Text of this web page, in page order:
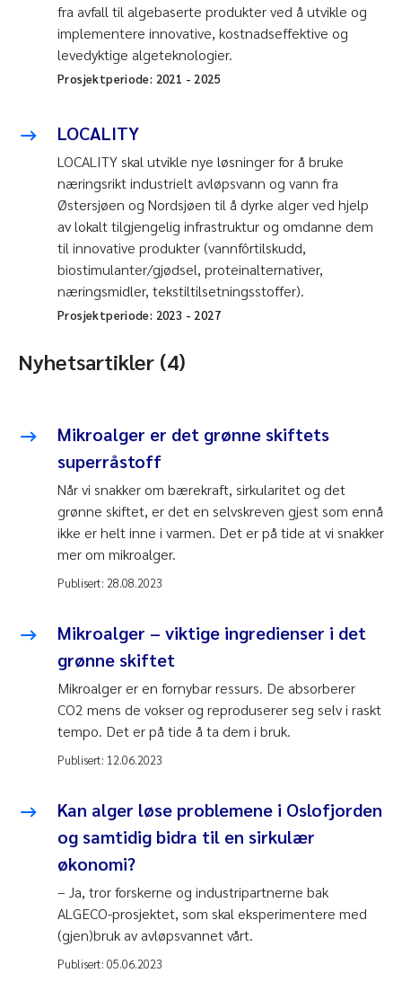
fra avfall til algebaserte produkter ved å utvikle og
implementere innovative, kostnadseffektive og
levedyktige algeteknologier.
Prosjektperiode: 2021 - 2025
LOCALITY
LOCALITY skal utvikle nye løsninger for å bruke
næringsrikt industrielt avløpsvann og vann fra
Østersjøen og Nordsjøen til å dyrke alger ved hjelp
av lokalt tilgjengelig infrastruktur og omdanne dem
til innovative produkter (vannfôrtilskudd,
biostimulanter/gjødsel, proteinalternativer,
næringsmidler, tekstiltilsetningsstoffer).
Prosjektperiode: 2023 - 2027
Nyhetsartikler (4)
Mikroalger er det grønne skiftets
superråstoff
Når vi snakker om bærekraft, sirkularitet og det
grønne skiftet, er det en selvskreven gjest som ennå
ikke er helt inne i varmen. Det er på tide at vi snakker
mer om mikroalger.
Publisert: 28.08.2023
Mikroalger – viktige ingredienser i det
grønne skiftet
Mikroalger er en fornybar ressurs. De absorberer
CO2 mens de vokser og reproduserer seg selv i raskt
tempo. Det er på tide å ta dem i bruk.
Publisert: 12.06.2023
Kan alger løse problemene i Oslofjorden
og samtidig bidra til en sirkulær
økonomi?
– Ja, tror forskerne og industripartnerne bak
ALGECO-prosjektet, som skal eksperimentere med
(gjen)bruk av avløpsvannet vårt.
Publisert: 05.06.2023